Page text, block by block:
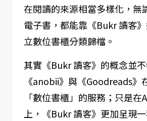
在閱讀的來源相當多樣化，無
電子書，都能靠《Bukr 讀客
立數位書櫃分類歸檔。
其實《Bukr 讀客》的概念並
《anobii》與《Goodreads》
「數位書櫃」的服務；只是
上，《Bukr 讀客》更加呈現